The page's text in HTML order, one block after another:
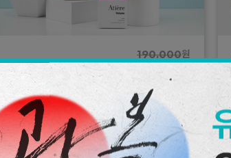
690,000원
국산 필러 10cc
국산 필러 (아띠에르)
190,000원
129,000
눈밑(눈밑고랑) 필러(국산) 1cc
국산 필러 (아띠에르)
190,000원
129,000 원